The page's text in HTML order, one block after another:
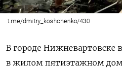
t.me/dmitry_koshchenko/430
В городе Нижневартовске
в жилом пятиэтажном